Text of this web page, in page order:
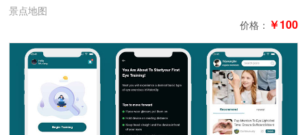
景点地图
价格： ￥100